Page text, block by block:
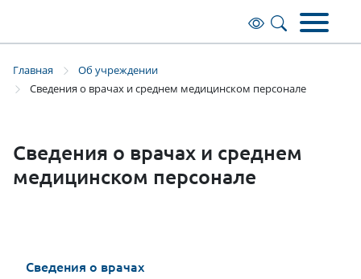
Главная
Об учреждении
Сведения о врачах и среднем медицинском персонале
Сведения о врачах и среднем
медицинском персонале
Сведения о врачах
Общая информация
Руководители
Отделы и подразделения
История
Советы вызывающему скорую
медицинскую помощь
контролирующие организации
Диспансеризация взрослого населения
Информационные системы
Клинические рекомендации
Наставничество
Правоустанавливающие документы
Документы учреждения
Противодействие коррупции
Основные сведения
Структура учебного центра
Руководители центра
Лицензии